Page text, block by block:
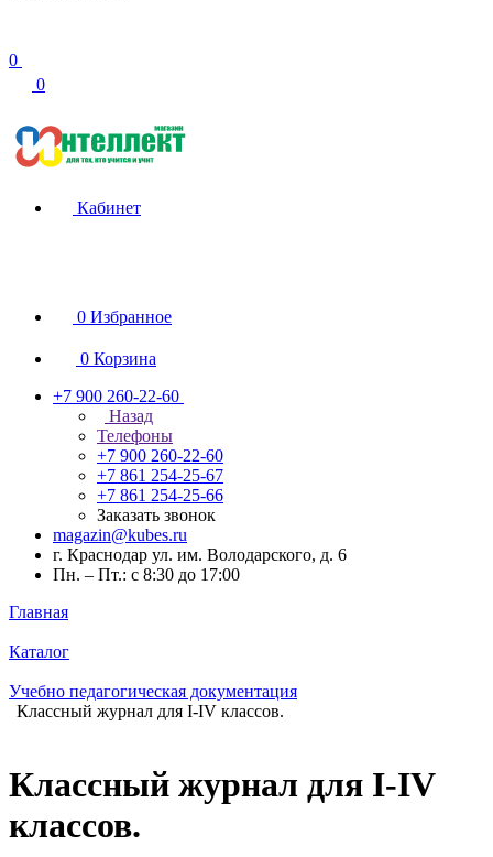
0
0
Кабинет
0 Избранное
0 Корзина
+7 900 260-22-60
Назад
Телефоны
+7 900 260-22-60
+7 861 254-25-67
+7 861 254-25-66
Заказать звонок
magazin@kubes.ru
г. Краснодар ул. им. Володарского, д. 6
Пн. – Пт.: с 8:30 до 17:00
Главная
Каталог
Учебно педагогическая документация
Классный журнал для I-IV классов.
Классный журнал для I-IV
классов.